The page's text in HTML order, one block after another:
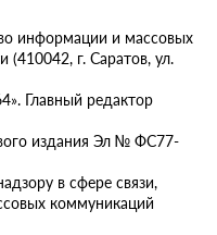
информации и массовых
(410042, г. Саратов, ул.
Главный редактор
издания Эл № ФС77-
в сфере связи,
коммуникаций